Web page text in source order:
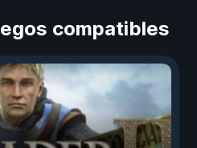
compatibles